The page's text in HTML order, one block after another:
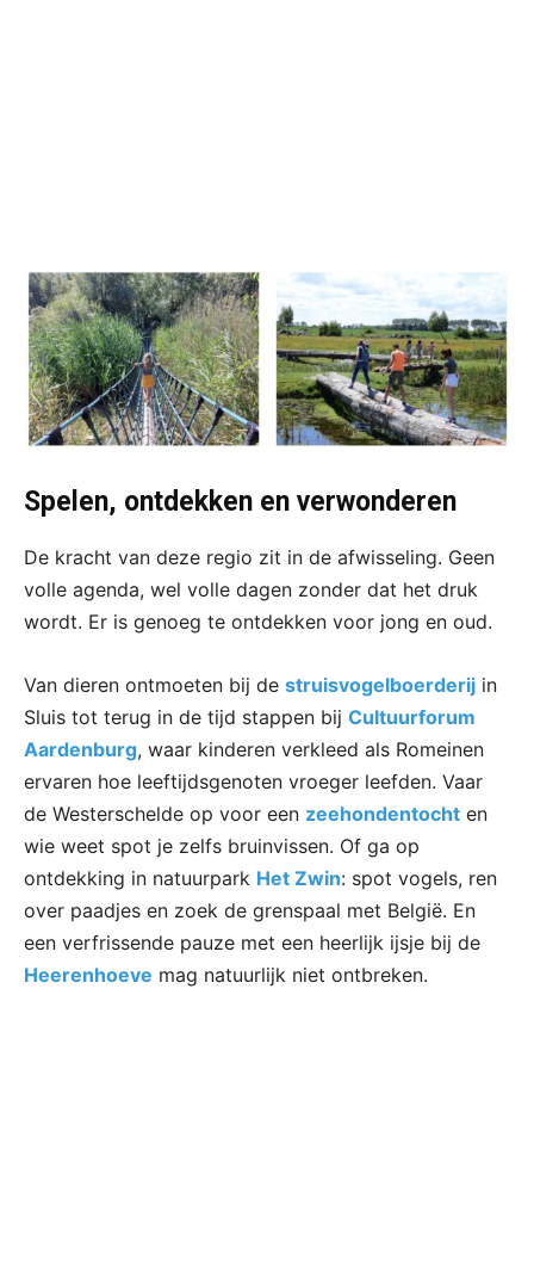
Spelen, ontdekken en verwonderen
De kracht van deze regio zit in de afwisseling. Geen
volle agenda, wel volle dagen zonder dat het druk
wordt. Er is genoeg te ontdekken voor jong en oud.
Van dieren ontmoeten bij de struisvogelboerderij in
Sluis tot terug in de tijd stappen bij Cultuurforum
Aardenburg, waar kinderen verkleed als Romeinen
ervaren hoe leeftijdsgenoten vroeger leefden. Vaar
de Westerschelde op voor een zeehondentocht en
wie weet spot je zelfs bruinvissen. Of ga op
ontdekking in natuurpark Het Zwin: spot vogels, ren
over paadjes en zoek de grenspaal met België. En
een verfrissende pauze met een heerlijk ijsje bij de
Heerenhoeve mag natuurlijk niet ontbreken.